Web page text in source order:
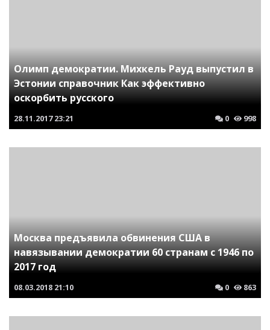
Олимп демократии. Михкель Рауд выпустил в
Эстонии справочник Как эффективно
оскорбить русского
28.11.2017 23:21 0 998
Москва предъявила обвинения США в
навязывании демократии 60 странам с 1946 по
2017 год
08.03.2018 21:10 0 863